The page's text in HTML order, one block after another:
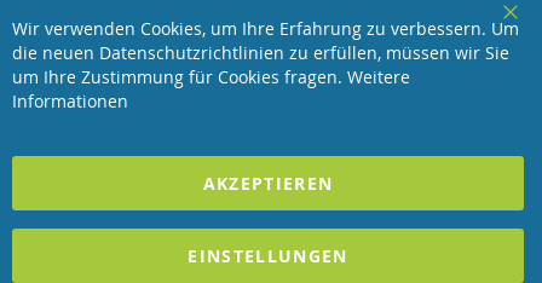
Service
Revisage GmbH
Wir verwenden Cookies, um Ihre Erfahrung zu verbessern. Um
die neuen Datenschutzrichtlinien zu erfüllen, müssen wir Sie
um Ihre Zustimmung für Cookies fragen. Weitere
Informationen
AKZEPTIEREN
EINSTELLUNGEN